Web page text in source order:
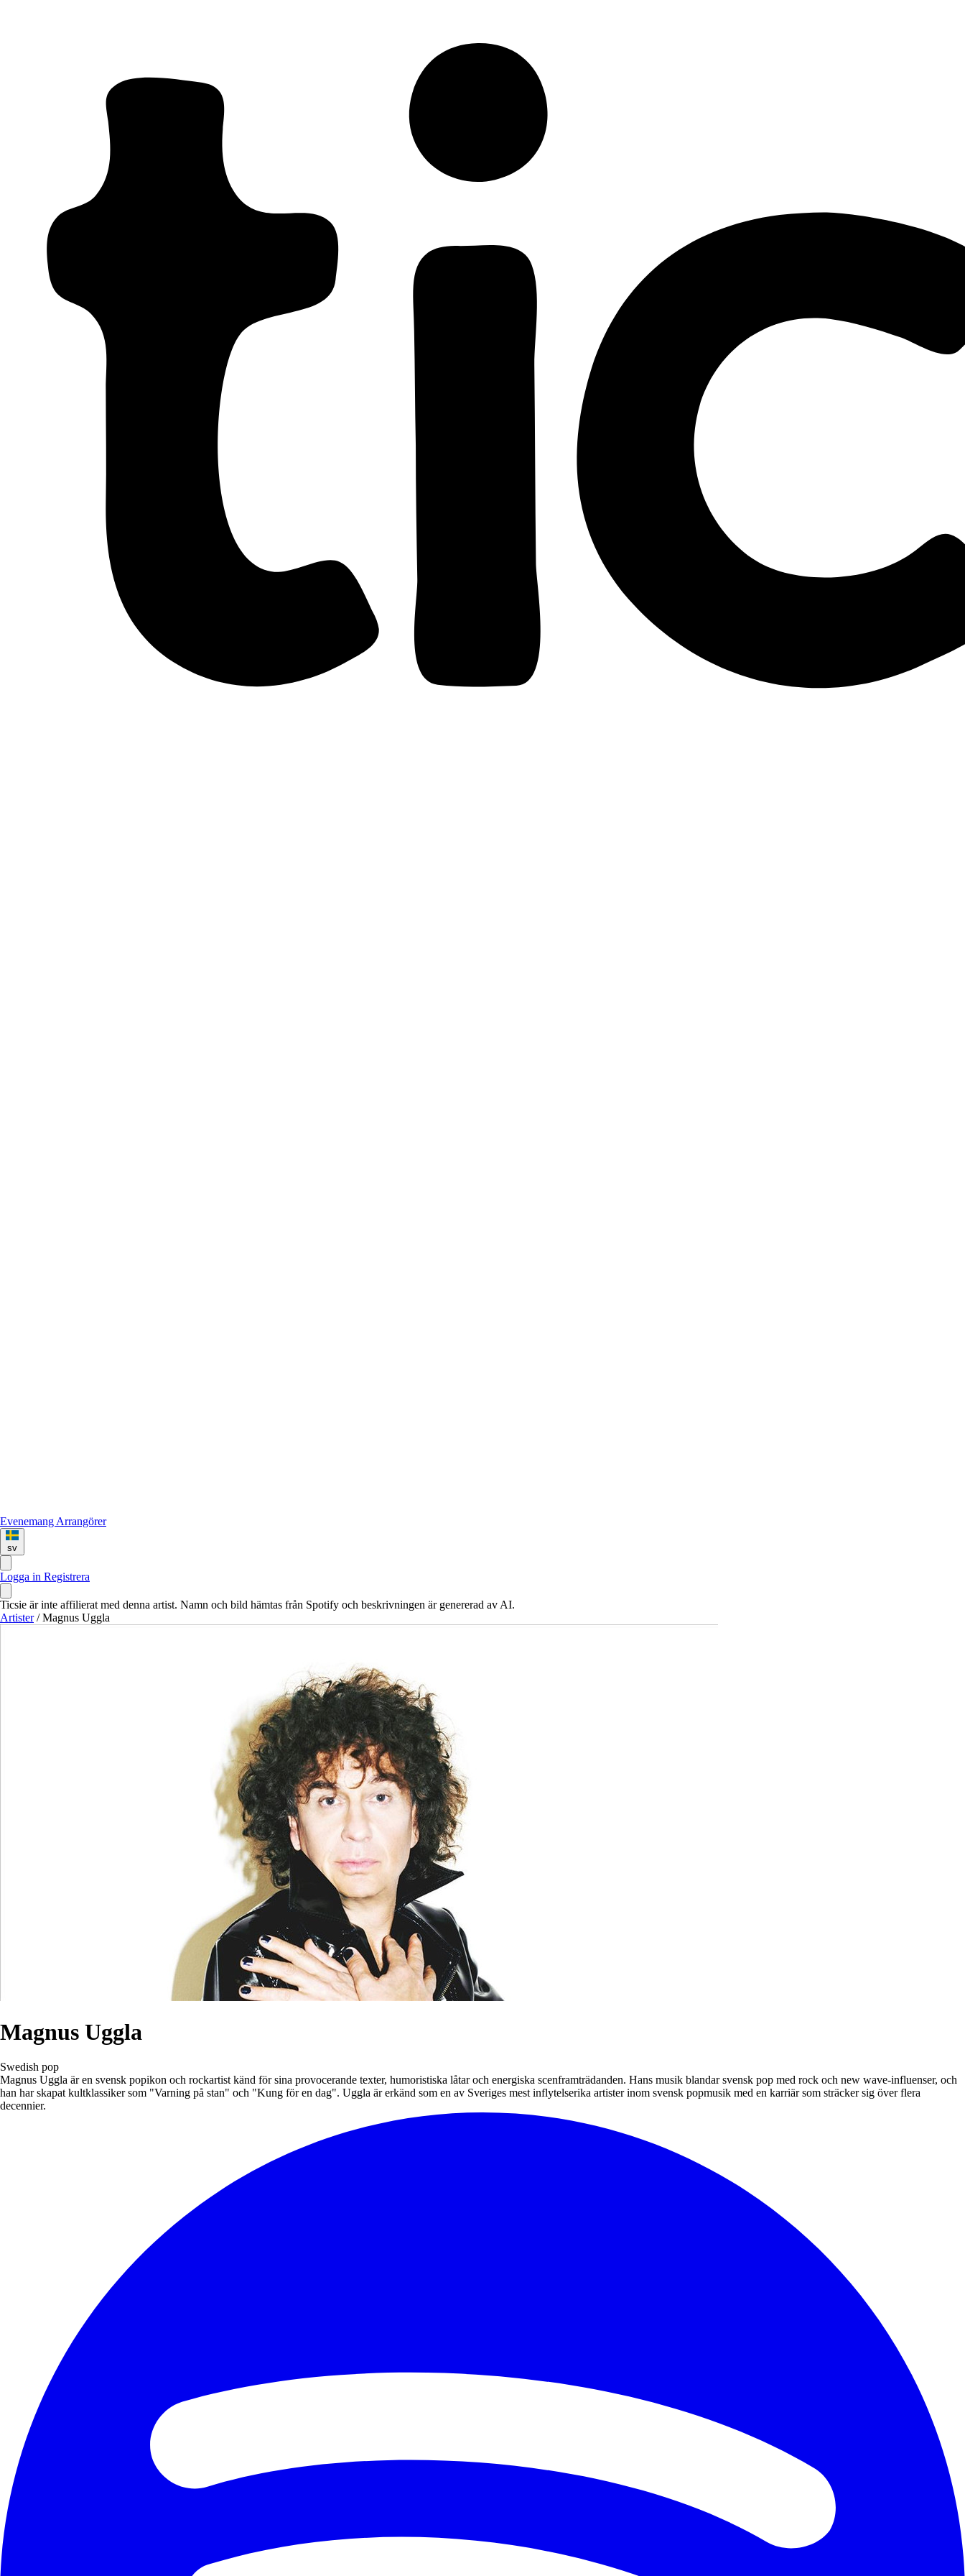
Evenemang Arrangörer
sv
Logga in Registrera
Ticsie är inte affilierat med denna artist. Namn och bild hämtas från Spotify och beskrivningen är genererad av AI.
Artister / Magnus Uggla
Magnus Uggla
Swedish pop
Magnus Uggla är en svensk popikon och rockartist känd för sina provocerande texter, humoristiska låtar och energiska scenframträdanden. Hans musik blandar svensk pop med rock och new wave-influenser, och
han har skapat kultklassiker som "Varning på stan" och "Kung för en dag". Uggla är erkänd som en av Sveriges mest inflytelserika artister inom svensk popmusik med en karriär som sträcker sig över flera
decennier.